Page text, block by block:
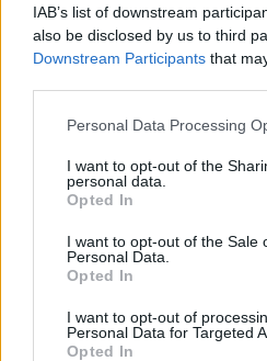
IAB’s list of downstream
also be disclosed by us to third
Downstream Participants that
Personal Data Processing
I want to opt-out of the
personal data.
Opted In
I want to opt-out of the Sale
Personal Data.
Opted In
I want to opt-out of
Personal Data for Targeted
Opted In